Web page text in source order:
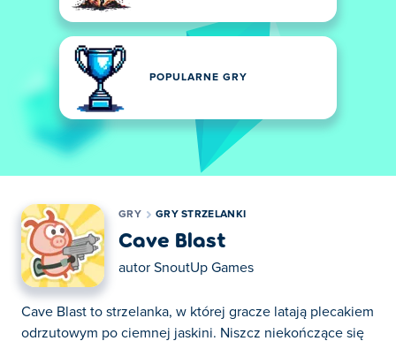
POPULARNE GRY
GRY GRY STRZELANKI
Cave Blast
autor SnoutUp Games
Cave Blast to strzelanka, w której gracze latają plecakiem
odrzutowym po ciemnej jaskini. Niszcz niekończące się